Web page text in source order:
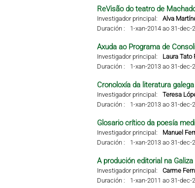
ReVisão do teatro de
Investigador principal: Alva
Duración :
1-xan-2014 ao 31-dec-
Axuda ao Programa de
Investigador principal:
Laura Tato
Duración :
1-xan-2013 ao 31-dec-
Cronoloxía da literatura
Investigador principal:
Teresa
Duración :
1-xan-2013 ao 31-dec-
Glosario crítico da poesía
Investigador principal:
Manuel
Duración :
1-xan-2013 ao 31-dec-
A produción editorial na
Investigador principal:
Carme
Duración :
1-xan-2011 ao 31-dec-